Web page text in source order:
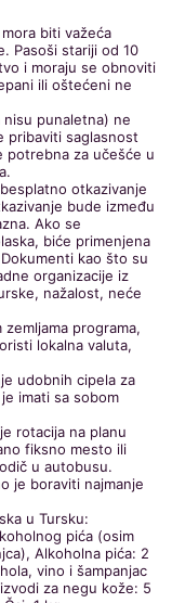
biti važeća
Pasoši stariji od 10
i moraju se obnoviti
ili oštećeni ne
nisu punaletna) ne
pribaviti saglasnost
potrebna za učešće u
otkazivanje
bude između
Ako se
biće primenjena
kao što su
organizacije iz
nažalost, neće
programa,
lokalna valuta,
udobnih cipela za
imati sa sobom
rotacija na planu
fiksno mesto ili
u autobusu.
je boraviti najmanje
u Tursku:
pića (osim
Alkoholna pića: 2
vino i šampanjac
za negu kože: 5